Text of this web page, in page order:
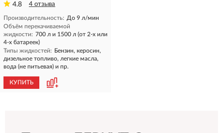
4.8
4 отзыва
Производительность: До 9 л/мин
Объём перекачиваемой
жидкости: 700 л и 1500 л (от 2-x или
4-x батареек)
Типы жидкостей: Бензин, керосин,
дизельное топливо, легкие масла,
вода (не питьевая) и пр.
КУПИТЬ